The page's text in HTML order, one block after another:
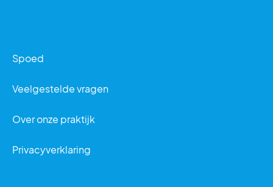
Spoed
Veelgestelde vragen
Over onze praktijk
Privacyverklaring